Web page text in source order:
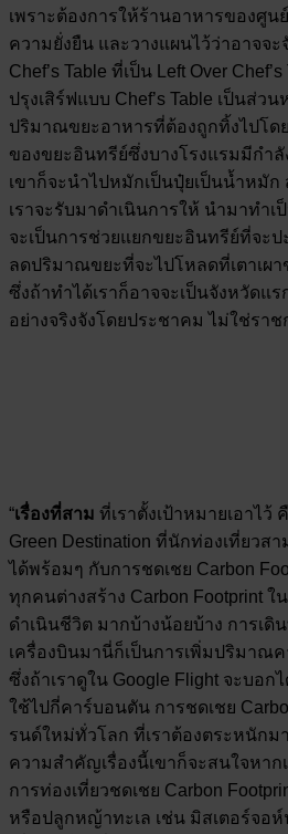
เพราะต้องการให้ร้านอาหารของศูนย์
ความยั่งยืน และวางแผนไว้ว่าอาจจะ
Chef’s Table ที่เป็น Left Over
ปรุงเสิร์ฟแบบ Chef’s Table เป็นส่
ปริมาณขยะอาหารที่ต้องถูกทิ้งไปโด
ของขยะอินทรีย์ซึ่งบางโรงแรมมีกำ
เขาก็จะนำไปหมักเป็นปุ๋ยเป็นน้ำหมั
เราจะรับมาดำเนินการให้ นำมาทำเ
จะเป็นการช่วยแยกขยะอินทรีย์ที่จะป
ลดปริมาณขยะที่จะไปโหลดที่เตาเผา
ซึ่งถ้าทำได้เราก็อาจจะเป็นจังหวัดแ
อย่างจริงจังโดยประชาคม ไม่ใช่ราช
“เรื่องที่สาม ที่เราตั้งเป้าหมายเอาไว้
Green Destination ที่นักท่องเที่ยวส
ได้พร้อมๆ กับการชดเชย Carbon
ทุกคนต่างสร้าง Carbon Footprint ใ
ดำเนินชีวิต มากบ้างน้อยบ้าง การเดิ
เครื่องบินมานี่ก็เป็นการเพิ่มปริมาณ
ซึ่งถ้าเราดูใน Google Flight จะบอก
ใช้ไปกี่คาร์บอนตัน การชดเชย
รนด์ใหม่ทั่วโลก ที่เราต้องตระหนักม
ความสำคัญเรื่องนี้เขาก็จะสนใจหาก
การท่องเที่ยวชดเชย Carbon
หรือปลูกหญ้าทะเล เช่น มิสเตอร์จอ